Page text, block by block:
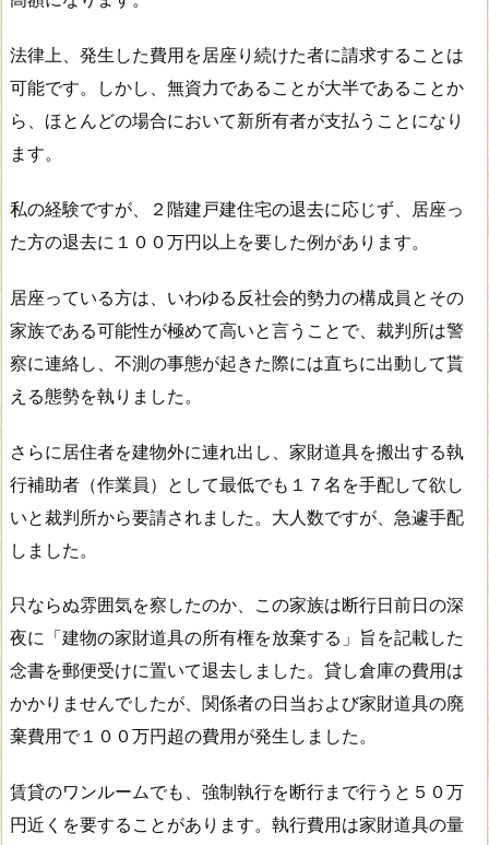
法律上、発生した費用を居座り続けた者に請求することは
可能です。しかし、無資力であることが大半であることか
ら、ほとんどの場合において新所有者が支払うことになり
ます。
私の経験ですが、２階建戸建住宅の退去に応じず、居座っ
た方の退去に１００万円以上を要した例があります。
居座っている方は、いわゆる反社会的勢力の構成員とその
家族である可能性が極めて高いと言うことで、裁判所は警
察に連絡し、不測の事態が起きた際には直ちに出動して貰
える態勢を執りました。
さらに居住者を建物外に連れ出し、家財道具を搬出する執
行補助者（作業員）として最低でも１７名を手配して欲し
いと裁判所から要請されました。大人数ですが、急遽手配
しました。
只ならぬ雰囲気を察したのか、この家族は断行日前日の深
夜に「建物の家財道具の所有権を放棄する」旨を記載した
念書を郵便受けに置いて退去しました。貸し倉庫の費用は
かかりませんでしたが、関係者の日当および家財道具の廃
棄費用で１００万円超の費用が発生しました。
賃貸のワンルームでも、強制執行を断行まで行うと５０万
円近くを要することがあります。執行費用は家財道具の量